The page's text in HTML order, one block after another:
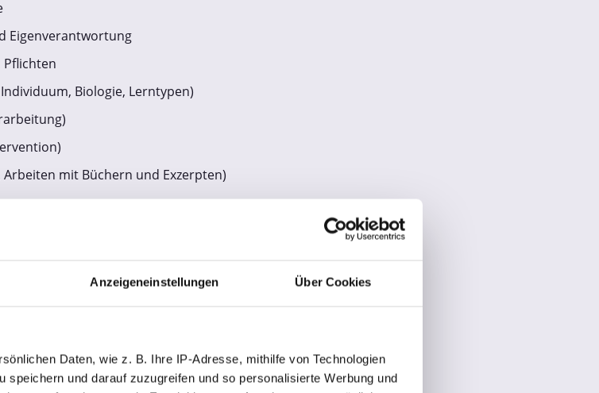
Anzeigeneinstellungen Über Cookies
Daten, wie z. B. Ihre IP-Adresse, mithilfe von Technologien
und darauf zuzugreifen und so personalisierte Werbung und
Eigenverantwortung
Pflichten
Biologie, Lerntypen)
mit Büchern und Exzerpten)